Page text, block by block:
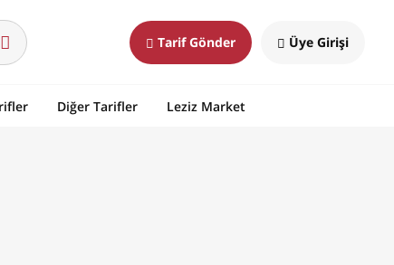
Tarif Gönder Üye Girişi
Diğer Tarifler Leziz Market